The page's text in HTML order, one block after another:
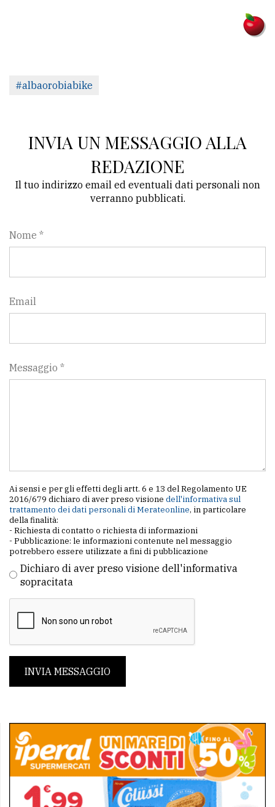
#albaorobiabike
INVIA UN MESSAGGIO ALLA
REDAZIONE
Il tuo indirizzo email ed eventuali dati personali non
verranno pubblicati.
Nome *
Email
Messaggio *
Ai sensi e per gli effetti degli artt. 6 e 13 del Regolamento UE
2016/679 dichiaro di aver preso visione dell'informativa sul
trattamento dei dati personali di Merateonline, in particolare
della finalità:
- Richiesta di contatto o richiesta di informazioni
- Pubblicazione: le informazioni contenute nel messaggio
potrebbero essere utilizzate a fini di pubblicazione
Dichiaro di aver preso visione dell'informativa
sopracitata
INVIA MESSAGGIO